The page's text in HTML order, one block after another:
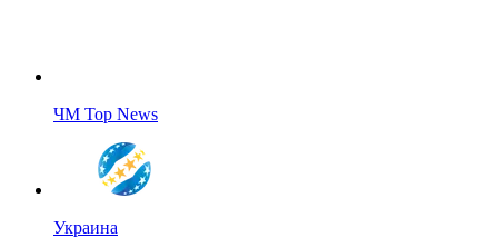
ЧМ Top News
Украина